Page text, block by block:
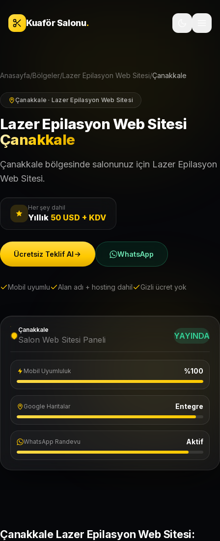
Kuaför Salonu.
Anasayfa/Bölgeler/Lazer Epilasyon Web Sitesi/Çanakkale
Çanakkale · Lazer Epilasyon Web Sitesi
Lazer Epilasyon Web Sitesi
Çanakkale
Çanakkale bölgesinde salonunuz için Lazer Epilasyon
Web Sitesi.
Her şey dahil
Yıllık 50 USD + KDV
Ücretsiz Teklif Al WhatsApp
Mobil uyumlu Alan adı + hosting dahil Gizli ücret yok
Çanakkale
Salon Web Sitesi Paneli YAYINDA
Mobil Uyumluluk %100
Google Haritalar Entegre
WhatsApp Randevu Aktif
Çanakkale Lazer Epilasyon Web Sitesi: